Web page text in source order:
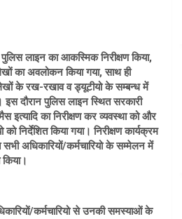
लाइन का आकस्मिक निरीक्षण किया,
का अवलोकन किया गया, साथ ही
के रख-रखाव व ड्यूटीयो के सम्बन्ध में
दौरान पुलिस लाइन स्थित सरकारी
इत्यादि का निरीक्षण कर व्यवस्था को और
निर्देशित किया गया। निरीक्षण कार्यक्रम
अधिकारियों/कर्मचारियो के सम्मेलन में
कर्मचारियो से उनकी समस्याओं के